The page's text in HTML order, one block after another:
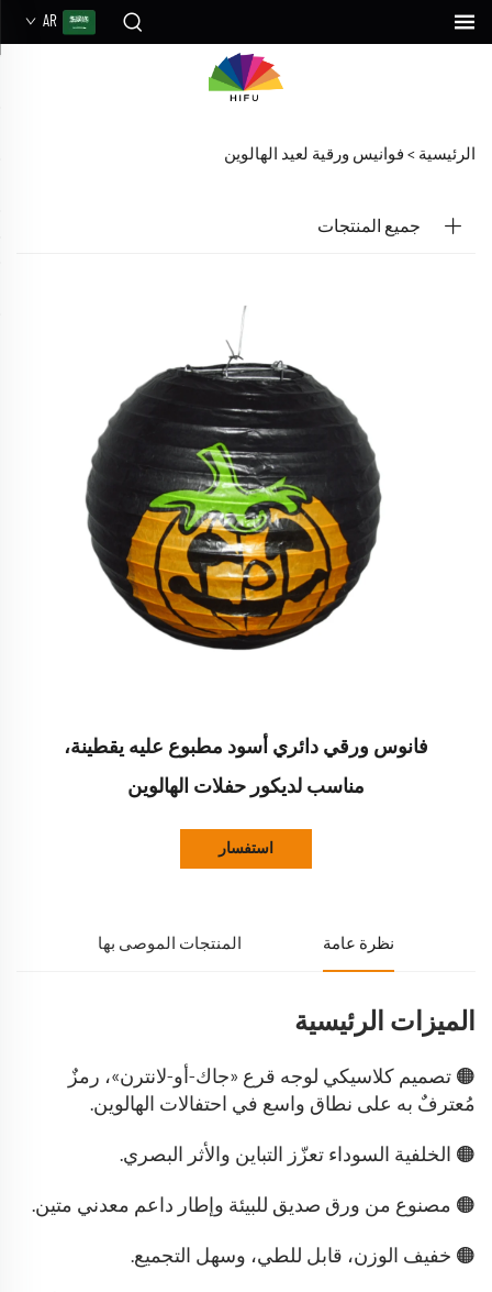
AR
الرئيسية > فوانيس ورقية لعيد الهالوين
جميع المنتجات
فانوس ورقي دائري أسود مطبوع عليه يقطينة،
مناسب لديكور حفلات الهالوين
استفسار
نظرة عامة المنتجات الموصى بها
الميزات الرئيسية
🟠 تصميم كلاسيكي لوجه قرع «جاك-أو-لانترن»، رمزٌ
مُعترفٌ به على نطاق واسع في احتفالات الهالوين.
🟠 الخلفية السوداء تعزّز التباين والأثر البصري.
🟠 مصنوع من ورق صديق للبيئة وإطار داعم معدني متين.
🟠 خفيف الوزن، قابل للطي، وسهل التجميع.